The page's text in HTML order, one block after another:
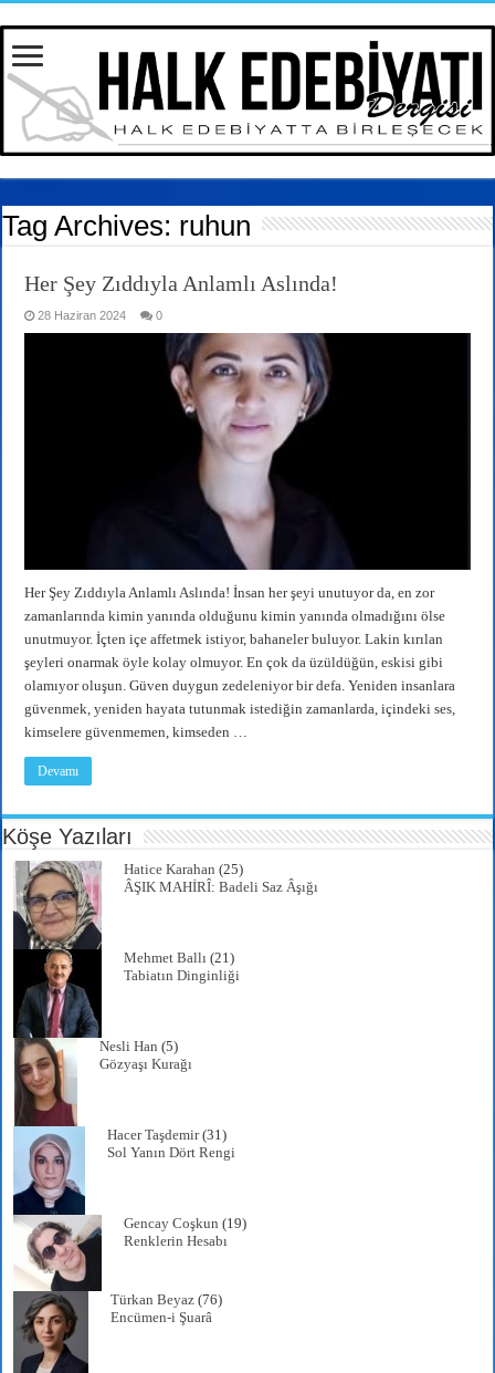
Tag Archives: ruhun
Her Şey Zıddıyla Anlamlı Aslında!
28 Haziran 2024 0
Her Şey Zıddıyla Anlamlı Aslında! İnsan her şeyi unutuyor da, en zor
zamanlarında kimin yanında olduğunu kimin yanında olmadığını ölse
unutmuyor. İçten içe affetmek istiyor, bahaneler buluyor. Lakin kırılan
şeyleri onarmak öyle kolay olmuyor. En çok da üzüldüğün, eskisi gibi
olamıyor oluşun. Güven duygun zedeleniyor bir defa. Yeniden insanlara
güvenmek, yeniden hayata tutunmak istediğin zamanlarda, içindeki ses,
kimselere güvenmemen, kimseden …
Devamı
Köşe Yazıları
Hatice Karahan (25)
ÂŞIK MAHİRÎ: Badeli Saz Âşığı
Mehmet Ballı (21)
Tabiatın Dinginliği
Nesli Han (5)
Gözyaşı Kurağı
Hacer Taşdemir(31)
Sol Yanın Dört Rengi
Gencay Coşkun (19)
Renklerin Hesabı
Türkan Beyaz (76)
Encümen-i Şuarâ